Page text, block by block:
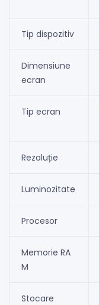
Tip dispozitiv
Dimensiune
ecran
Tip ecran
Rezoluție
Luminozitate
Procesor
Memorie RA
M
Stocare